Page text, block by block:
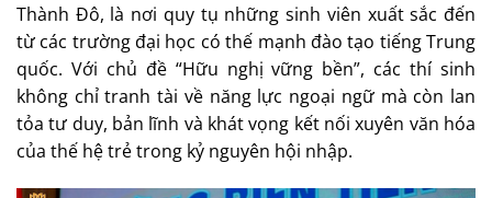
Thành Đô, là nơi quy tụ những sinh viên xuất sắc đến
từ các trường đại học có thế mạnh đào tạo tiếng Trung
quốc. Với chủ đề “Hữu nghị vững bền”, các thí sinh
không chỉ tranh tài về năng lực ngoại ngữ mà còn lan
tỏa tư duy, bản lĩnh và khát vọng kết nối xuyên văn hóa
của thế hệ trẻ trong kỷ nguyên hội nhập.